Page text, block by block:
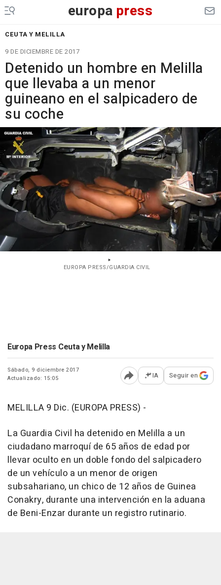
europa press
CEUTA Y MELILLA
9 DE DICIEMBRE DE 2017
Detenido un hombre en Melilla
que llevaba a un menor
guineano en el salpicadero de
su coche
EUROPA PRESS/GUARDIA CIVIL
Europa Press Ceuta y Melilla
Sábado, 9 diciembre 2017
Actualizado: 15:05
Abrir opciones para
IA Seguir en
MELILLA 9 Dic. (EUROPA PRESS) -
La Guardia Civil ha detenido en Melilla a un
ciudadano marroquí de 65 años de edad por
llevar oculto en un doble fondo del salpicadero
de un vehículo a un menor de origen
subsahariano, un chico de 12 años de Guinea
Conakry, durante una intervención en la aduana
de Beni-Enzar durante un registro rutinario.